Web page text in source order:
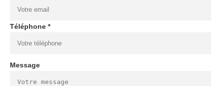
Téléphone *
Message